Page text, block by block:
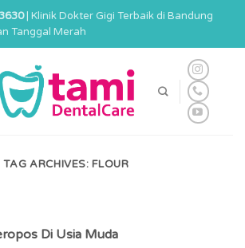
| Klinik Dokter Gigi Terbaik di Bandung
Tanggal Merah
TAG ARCHIVES:FLOUR
Di Usia Muda